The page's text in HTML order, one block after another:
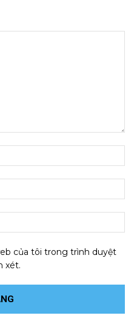
của tôi trong trình duyệt
xét.